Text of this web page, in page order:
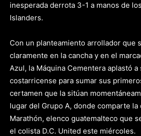
inesperada derrota 3-1 a manos de
Islanders.
Con un planteamiento arrollador que
claramente en la cancha y en el
Azul, la Máquina Cementera aplastó a
costarricense para sumar sus
certamen que la sitúan
lugar del Grupo A, donde comparte la
Marathón, elenco guatemalteco que
el colista D.C. United este miércoles.